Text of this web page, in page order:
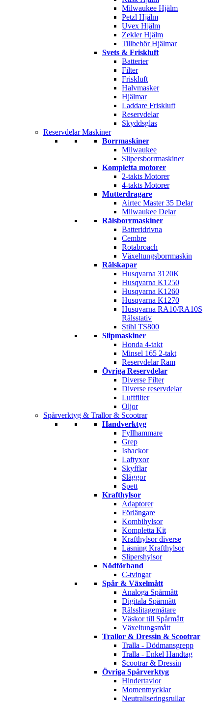
Milwaukee Hjälm
Petzl Hjälm
Uvex Hjälm
Zekler Hjälm
Tillbehör Hjälmar
Svets & Friskluft
Batterier
Filter
Friskluft
Halvmasker
Hjälmar
Laddare Friskluft
Reservdelar
Skyddsglas
Reservdelar Maskiner
Borrmaskiner
Milwaukee
Slipersborrmaskiner
Kompletta motorer
2-takts Motorer
4-takts Motorer
Mutterdragare
Airtec Master 35 Delar
Milwaukee Delar
Rälsborrmaskiner
Batteridrivna
Cembre
Rotabroach
Växeltungsborrmaskin
Rälskapar
Husqvarna 3120K
Husqvarna K1250
Husqvarna K1260
Husqvarna K1270
Husqvarna RA10/RA10S
Rälsstativ
Stihl TS800
Slipmaskiner
Honda 4-takt
Minsel 165 2-takt
Reservdelar Ram
Övriga Reservdelar
Diverse Filter
Diverse reservdelar
Luftfilter
Oljor
Spårverktyg & Trallor & Scootrar
Handverktyg
Fyllhammare
Grep
Ishackor
Laftyxor
Skyfflar
Släggor
Spett
Krafthylsor
Adaptorer
Förlängare
Kombihylsor
Kompletta Kit
Krafthylsor diverse
Låsning Krafthylsor
Slipershylsor
Nödförband
C-tvingar
Spår & Växelmått
Analoga Spårmått
Digitala Spårmått
Rälsslitagemätare
Väskor till Spårmått
Växeltungsmått
Trallor & Dressin & Scootrar
Tralla - Dödmansgrepp
Tralla - Enkel Handtag
Scootrar & Dressin
Övriga Spårverktyg
Hindertavlor
Momentnycklar
Neutraliseringsrullar